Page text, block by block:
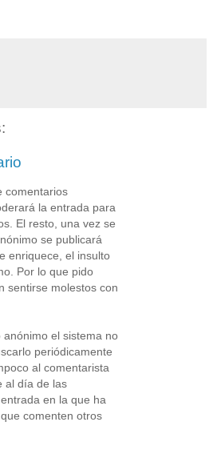
comentarios
la entrada para
El resto, una vez se
se publicará
enriquece, el insulto
Por lo que pido
sentirse molestos con
el sistema no
periódicamente
al comentarista
al día de las
en la que ha
comenten otros